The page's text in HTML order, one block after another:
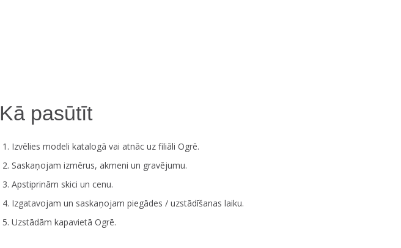
Kā pasūtīt
Izvēlies modeli katalogā vai atnāc uz filiāli Ogrē.
Saskaņojam izmērus, akmeni un gravējumu.
Apstiprinām skici un cenu.
Izgatavojam un saskaņojam piegādes / uzstādīšanas laiku.
Uzstādām kapavietā Ogrē.